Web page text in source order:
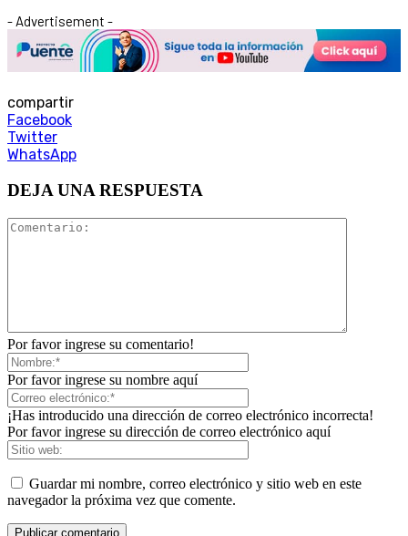
- Advertisement -
compartir
Facebook
Twitter
WhatsApp
DEJA UNA RESPUESTA
Por favor ingrese su comentario!
Por favor ingrese su nombre aquí
¡Has introducido una dirección de correo electrónico incorrecta!
Por favor ingrese su dirección de correo electrónico aquí
Guardar mi nombre, correo electrónico y sitio web en este
navegador la próxima vez que comente.